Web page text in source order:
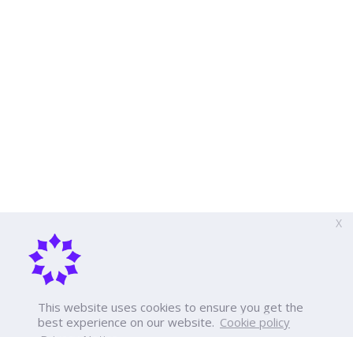
This website uses cookies to ensure you get the
best experience on our website. Cookie policy
X